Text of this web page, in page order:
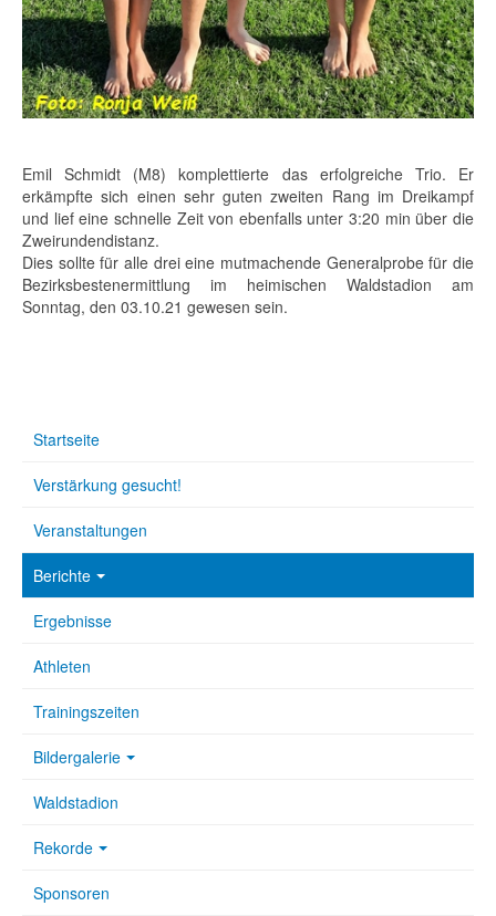
Emil Schmidt (M8) komplettierte das erfolgreiche Trio. Er
erkämpfte sich einen sehr guten zweiten Rang im Dreikampf
und lief eine schnelle Zeit von ebenfalls unter 3:20 min über die
Zweirundendistanz.
Dies sollte für alle drei eine mutmachende Generalprobe für die
Bezirksbestenermittlung im heimischen Waldstadion am
Sonntag, den 03.10.21 gewesen sein.
Startseite
Verstärkung gesucht!
Veranstaltungen
Berichte
Ergebnisse
Athleten
Trainingszeiten
Bildergalerie
Waldstadion
Rekorde
Sponsoren